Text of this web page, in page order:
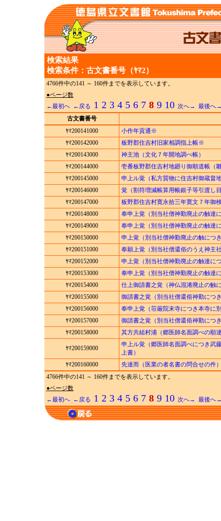
検索結果
検索条件：古文書番号（ﾔﾏ2）
4766件中の141 ～ 160件までを表示しています。
●ページ数
←最初へ
←戻る 1 2 3 4 5 6 7 8 9 10 次へ→ 最後へ
古文書番号
ﾔﾏ200141000
小作年貢通※
ﾔﾏ200142000
板野郡住吉村旧家相調指上帳※
ﾔﾏ200143000
神主池（文化７年開地調べ帳）
ﾔﾏ200144000
壱番板野郡住吉村地廻り御順道帳（
ﾔﾏ200145000
申上ル覚（私方質物に住吉村御蔵畠
ﾔﾏ200146000
覚（割符増減帳算用帳銀子等引渡し
ﾔﾏ200147000
板野郡住吉村寛永拾三年寛文７年御
ﾔﾏ200148000
奉申上覚（別当社僧神勤廃止の触達
ﾔﾏ200149000
奉申上覚（別当社僧神勤廃止の触達
ﾔﾏ200150000
申上覚（別当社僧神勤廃止の触につ
ﾔﾏ200151000
奉願上覚（別当社僧還俗のうえ神主
ﾔﾏ200152000
申上覚（別当社僧神勤廃止の触達に
ﾔﾏ200153000
奉申上覚（別当社僧神勤廃止の触達
ﾔﾏ200154000
仕上御請書之覚（神仏混淆廃止の触
ﾔﾏ200155000
御請書之覚（別当社僧還俗神勤につ
ﾔﾏ200156000
奉申上覚（荘厳院末寺につき本寺に
ﾔﾏ200157000
御請書之覚（別当社僧還俗神勤につ
ﾔﾏ200158000
其方共組村浦（郷医師名面調べの順
ﾔﾏ200159000
申上ル覚（郷医師名面調べにつき武
上書）
ﾔﾏ200160000
先達而（医業の者名書の問合せの件
4766件中の141 ～ 160件までを表示しています。
●ページ数
←最初へ
←戻る 1 2 3 4 5 6 7 8 9 10 次へ→ 最後へ